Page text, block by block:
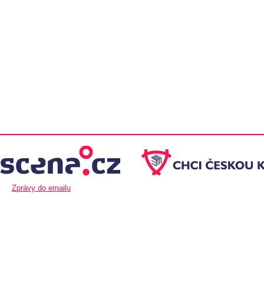
Zprávy do emailu